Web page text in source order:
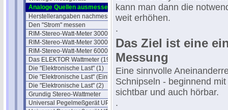
Analoge Quellen ausmessen
Herstellerangaben nachmessen
Den "Strom" messen
RIM-Stereo-Watt-Meter 3000
RIM-Stereo-Watt-Meter 3000 II
RIM-Stereo-Watt-Meter 6000
Das ELEKTOR Wattmeter (1993)
Die "Elektronische Last" (1)
Die "Elektronische Last" (Einblick)
Die "Elektronische Last" (2)
Grundig Stereo-Wattmeter
Universal Pegelmeßgerät UPM 550
kann man dann die
weit erhöhen.
.
Das Ziel ist eine
Messung
Eine sinnvolle
Schnipseln - beginnend
sichtbar und auch hörbar.
.